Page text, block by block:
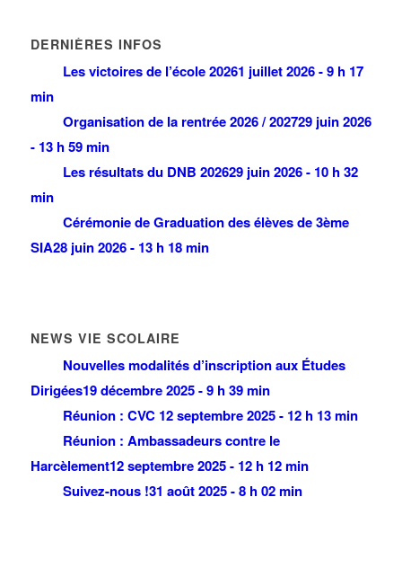
DERNIÈRES INFOS
Les victoires de l’école 20261 juillet 2026 - 9 h 17
min
Organisation de la rentrée 2026 / 202729 juin 2026
- 13 h 59 min
Les résultats du DNB 202629 juin 2026 - 10 h 32
min
Cérémonie de Graduation des élèves de 3ème
SIA28 juin 2026 - 13 h 18 min
NEWS VIE SCOLAIRE
Nouvelles modalités d’inscription aux Études
Dirigées19 décembre 2025 - 9 h 39 min
Réunion : CVC 12 septembre 2025 - 12 h 13 min
Réunion : Ambassadeurs contre le
Harcèlement12 septembre 2025 - 12 h 12 min
Suivez-nous !31 août 2025 - 8 h 02 min